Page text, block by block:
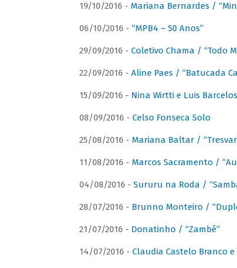
19/10/2016 - Mariana Bernardes /
06/10/2016 - “MPB4 – 50 Anos”
29/09/2016 - Coletivo Chama / “Todo
22/09/2016 - Aline Paes / “Batucada
15/09/2016 - Nina Wirtti e Luis
08/09/2016 - Celso Fonseca Solo
25/08/2016 - Mariana Baltar /
11/08/2016 - Marcos Sacramento /
04/08/2016 - Sururu na Roda /
28/07/2016 - Brunno Monteiro /
21/07/2016 - Donatinho / “Zambê”
14/07/2016 - Claudia Castelo Branco